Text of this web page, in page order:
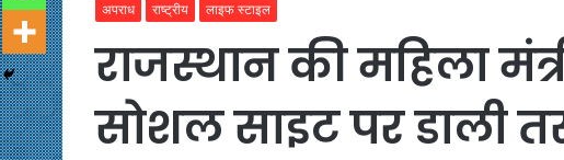
अपराध राष्ट्रीय लाइफ स्टाइल
राजस्थान की महिला
सोशल साइट पर डाली